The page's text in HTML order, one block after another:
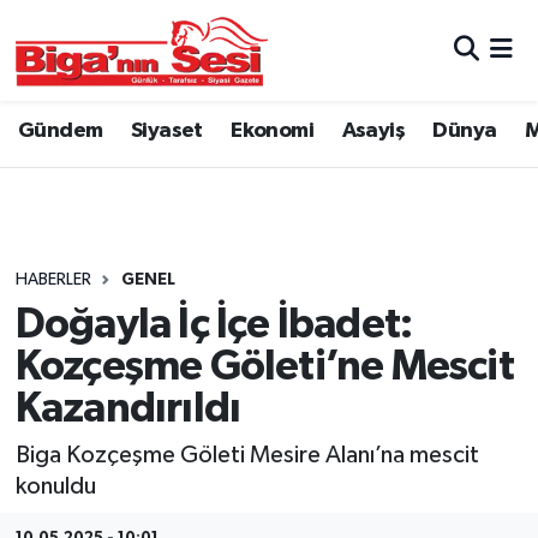
Gündem Siyaset Ekonomi Asayiş Dünya
HABERLER GENEL
Doğayla İç İçe İbadet:
Kozçeşme Göleti’ne Mescit
Kazandırıldı
Biga Kozçeşme Göleti Mesire Alanı’na mescit
konuldu
Asayiş
Belediye
Dünya
Eğitim
Ekonomi
Çanakkale Hava Durumu
Tüm Manşetler
Son Dakika Haberleri
Haber Arşivi